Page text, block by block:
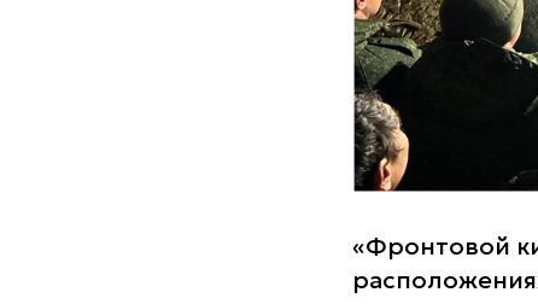
«Фронтовой